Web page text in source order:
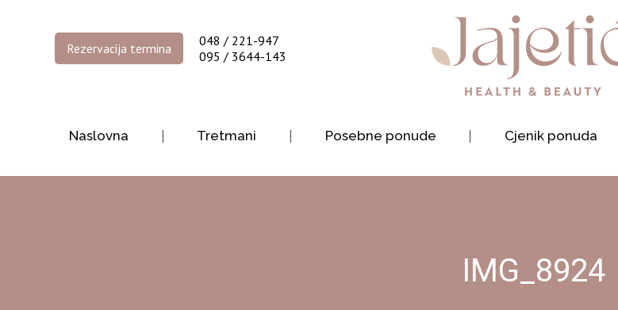
Rezervacija termina
048 / 221-947
095 / 3644-143
Naslovna Tretmani Posebne ponude Cjenik ponuda
IMG_8924